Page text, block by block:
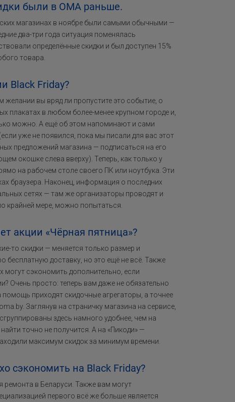
были в OMA раньше.
магазинах в ноябре были самыми обычными —
два-три года ситуация поменялась
определённые скидки и был доступен 15%
товара.
Black Friday?
желании вы вряд ли пропустите это событие, о
плакатах в любом более-менее крупном городе и,
можно. А ещё об этом напоминают и сами
уже не появился, пока мы писали для вас этот
предложений магазина — подписаться на его
окошке слева вверху). Теперь, как только у
на рабочем столе своего ПК или ноутбука. Эти
браузера. Наконец, информация о последних
сетях — там же организаторы проводят и
крайней мере, можно попытаться.
акции «Чёрная пятница»?
то скидки — меняется только размер и
бесплатную доставку, но это ещё не всё. Также
могут сэкономить дополнительно, если
Очень просто: теперь вам даже не обязательно
приходят скидочные агрегаторы, а точнее
Заглянув на страничку магазина на сервисе,
здесь намного удобнее, чем на
точно не получится. А на «Пикоди» —
максимум скидок за минимум времени.
сэкономить на Black Friday?
ремонта в Беларуси. Также вам могут
первого всё же больше является